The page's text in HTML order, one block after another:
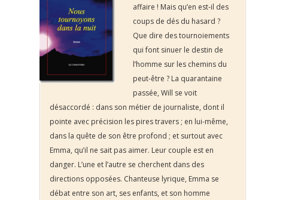
affaire ! Mais qu’en est-il des
coups de dés du hasard ?
Que dire des tournoiements
qui font sinuer le destin de
l’homme sur les chemins du
peut-être ? La quarantaine
passée, Will se voit
désaccordé : dans son métier de journaliste, dont il
pointe avec précision les pires travers ; en lui-même,
dans la quête de son être profond ; et surtout avec
Emma, qu’il ne sait pas aimer. Leur couple est en
danger. L’une et l’autre se cherchent dans des
directions opposées. Chanteuse lyrique, Emma se
débat entre son art, ses enfants, et son homme